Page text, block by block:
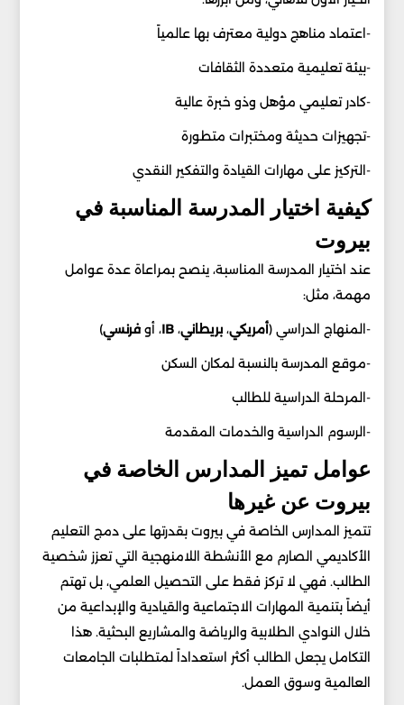
-اعتماد مناهج دولية معترف بها عالمياً
-بيئة تعليمية متعددة الثقافات
-كادر تعليمي مؤهل وذو خبرة عالية
-تجهيزات حديثة ومختبرات متطورة
-التركيز على مهارات القيادة والتفكير النقدي
كيفية اختيار المدرسة المناسبة في
بيروت
عند اختيار المدرسة المناسبة، ينصح بمراعاة عدة عوامل
مهمة، مثل:
-المنهاج الدراسي (أمريكي،بريطاني،IB، أوفرنسي)
-موقع المدرسة بالنسبة لمكان السكن
-المرحلة الدراسية للطالب
-الرسوم الدراسية والخدمات المقدمة
عوامل تميز المدارس الخاصة في
بيروت عن غيرها
تتميز المدارس الخاصة في بيروت بقدرتها على دمج التعليم
الأكاديمي الصارم مع الأنشطة اللامنهجية التي تعزز شخصية
الطالب. فهي لا تركز فقط على التحصيل العلمي، بل تهتم
أيضاً بتنمية المهارات الاجتماعية والقيادية والإبداعية من
خلال النوادي الطلابية والرياضة والمشاريع البحثية. هذا
التكامل يجعل الطالب أكثر استعداداً لمتطلبات الجامعات
العالمية وسوق العمل.